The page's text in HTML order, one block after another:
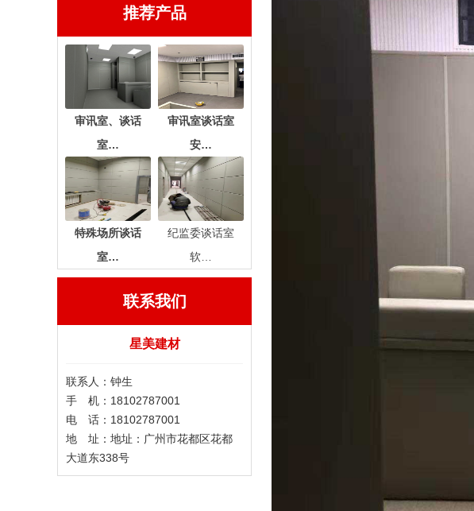
推荐产品
审讯室、谈话
室…
审讯室谈话室
安…
特殊场所谈话
室…
纪监委谈话室
软…
联系我们
星美建材
联系人：钟生
手 机：18102787001
电 话：18102787001
地 址：地址：广州市花都区花都
大道东338号